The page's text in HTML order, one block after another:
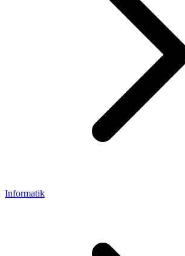
Informatik